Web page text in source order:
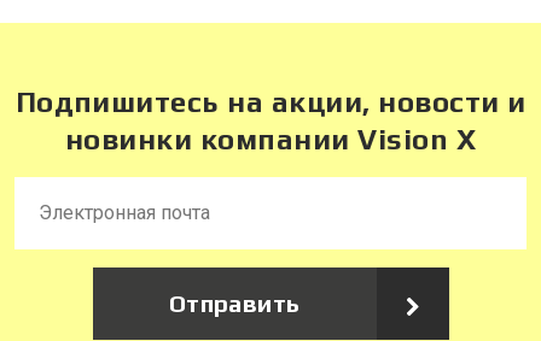
Подпишитесь на акции, новости и
новинки компании Vision X
Отправить